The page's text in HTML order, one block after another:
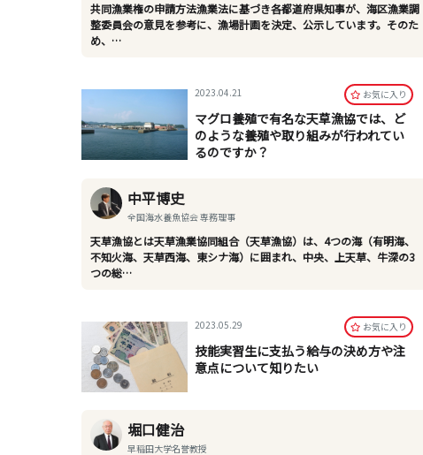
共同漁業権の申請方法漁業法に基づき各都道府県知事が、海区漁業調
整委員会の意見を参考に、漁場計画を決定、公示しています。そのた
め、…
2023.04.21 お気に⼊り
マグロ養殖で有名な天草漁協では、ど
のような養殖や取り組みが行われてい
るのですか？
中平博史
全国海水養魚協会 専務理事
天草漁協とは天草漁業協同組合（天草漁協）は、4つの海（有明海、
不知火海、天草西海、東シナ海）に囲まれ、中央、上天草、牛深の3
つの総…
2023.05.29 お気に⼊り
技能実習生に支払う給与の決め方や注
意点について知りたい
堀口健治
早稲田大学名誉教授